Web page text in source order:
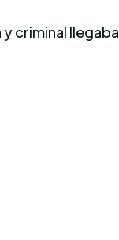
criminal